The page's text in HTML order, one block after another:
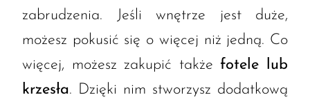
zabrudzenia. Jeśli wnętrze jest duże,
możesz pokusić się o więcej niż jedną. Co
więcej, możesz zakupić także fotele lub
krzesła. Dzięki nim stworzysz dodatkową